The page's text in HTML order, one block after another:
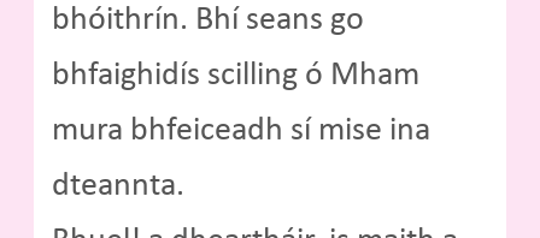
bhóithrín. Bhí seans go
bhfaighidís scilling ó Mham
mura bhfeiceadh sí mise ina
dteannta.